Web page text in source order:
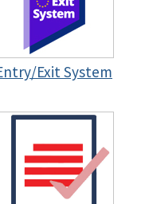
Exit System